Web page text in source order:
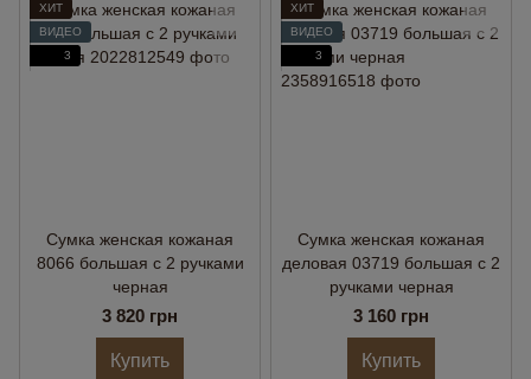
ХИТ
ВИДЕО
3
Сумка женская кожаная
8066 большая с 2 ручками
черная
3 820 грн
Купить
ХИТ
ВИДЕО
3
Сумка женская кожаная
деловая 03719 большая с 2
ручками черная
3 160 грн
Купить